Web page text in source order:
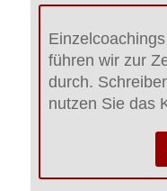
führen wir zur
durch.
nutzen Sie das